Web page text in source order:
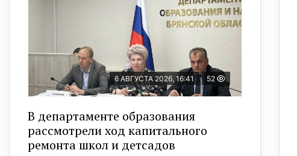
6 АВГУСТА 2026, 16:41 52
В департаменте образования
рассмотрели ход капитального
ремонта школ и детсадов